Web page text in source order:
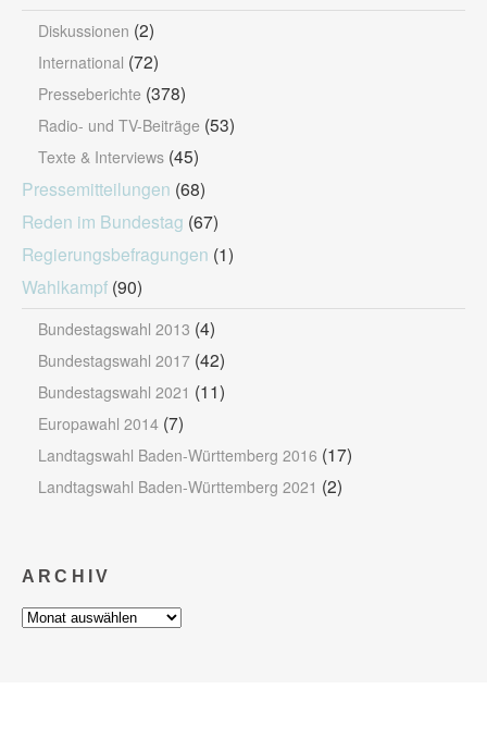
Diskussionen (2)
International (72)
Presseberichte (378)
Radio- und TV-Beiträge (53)
Texte & Interviews (45)
Pressemitteilungen (68)
Reden im Bundestag (67)
Regierungsbefragungen (1)
Wahlkampf (90)
Bundestagswahl 2013 (4)
Bundestagswahl 2017 (42)
Bundestagswahl 2021 (11)
Europawahl 2014 (7)
Landtagswahl Baden-Württemberg 2016 (17)
Landtagswahl Baden-Württemberg 2021 (2)
ARCHIV
Archiv